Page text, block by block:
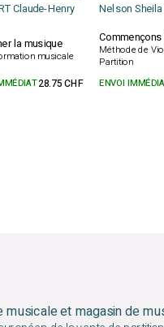
Claude-Henry Nelson
la musique
musicale Méthode de
Partition
28.75 CHF ENVOI
musicale et magasin de